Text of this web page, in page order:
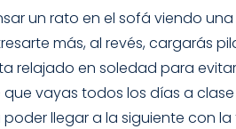
un rato en el sofá viendo
más, al revés, cargarás
relajado en soledad para
vayas todos los días a
llegar a la siguiente con